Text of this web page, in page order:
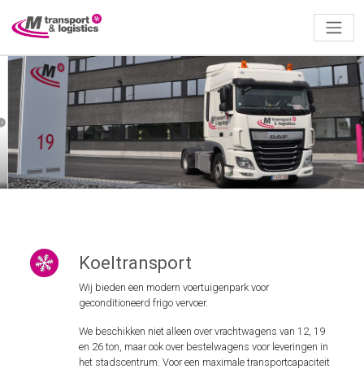
Koeltransport
Wij bieden een modern voertuigenpark voor
geconditioneerd frigo vervoer.
We beschikken niet alleen over vrachtwagens van 12, 19
en 26 ton, maar ook over bestelwagens voor leveringen in
het stadscentrum. Voor een maximale transportcapaciteit